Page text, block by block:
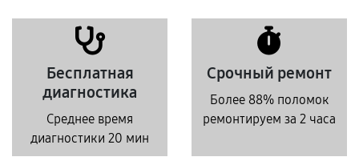
Бесплатная
диагностика
Среднее время
диагностики 20 мин
Срочный ремонт
Более 88% поломок
ремонтируем за 2 часа